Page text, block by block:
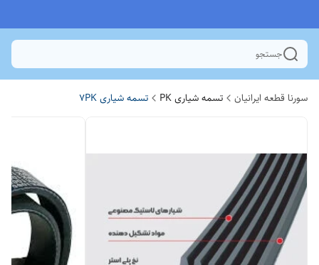
جستجو
سورنا قطعه ایرانیان تسمه شیاری PK تسمه شیاری 7PK